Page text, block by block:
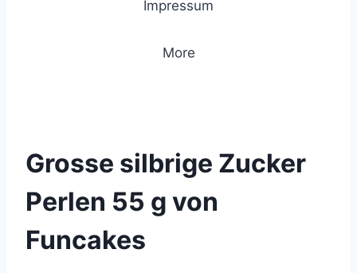
Impressum
More
Grosse silbrige Zucker
Perlen 55 g von
Funcakes